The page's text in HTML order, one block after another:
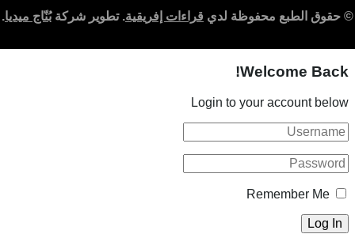
© حقوق الطبع محفوظة لدي قراءات إفريقية. تطوير شركةبُنّاج ميديا.
Welcome Back!
Login to your account below
Remember Me